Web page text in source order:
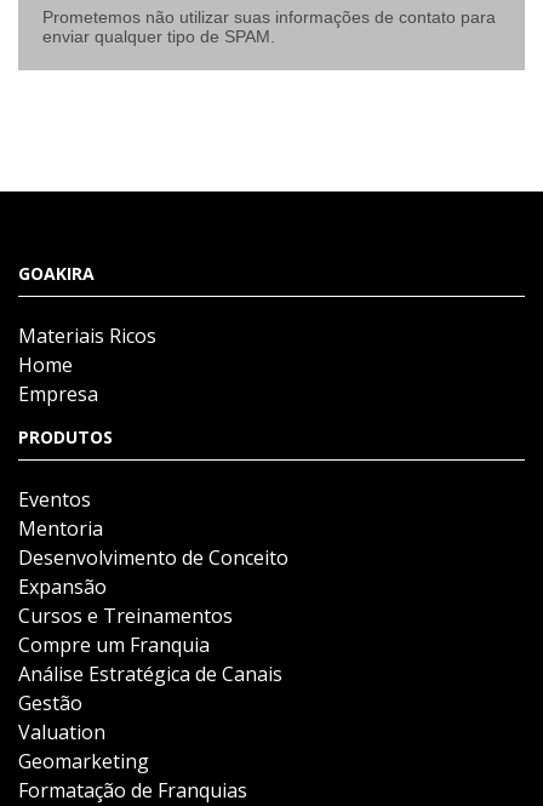
Prometemos não utilizar suas informações de contato para
enviar qualquer tipo de SPAM.
GOAKIRA
Materiais Ricos
Home
Empresa
PRODUTOS
Eventos
Mentoria
Desenvolvimento de Conceito
Expansão
Cursos e Treinamentos
Compre um Franquia
Análise Estratégica de Canais
Gestão
Valuation
Geomarketing
Formatação de Franquias